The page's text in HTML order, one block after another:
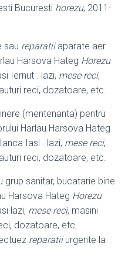
Bucuresti horezu, 2011-
sau reparatiiaparate aer
Harsova Hateg Horezu
Iernut . lazi, mese reci,
reci, dozatoare, etc.
(mentenanta) pentru
Harlau Harsova Hateg
Iasi . lazi, mese reci,
reci, dozatoare, etc.
sanitar, bucatarie bine
Harsova Hateg Horezu
lazi, mese reci, masini
dozatoare, etc.
reparatiiurgente la